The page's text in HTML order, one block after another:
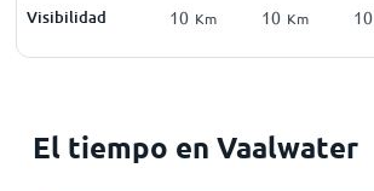
Visibilidad 10 Km 10 Km 10
El tiempo en Vaalwater